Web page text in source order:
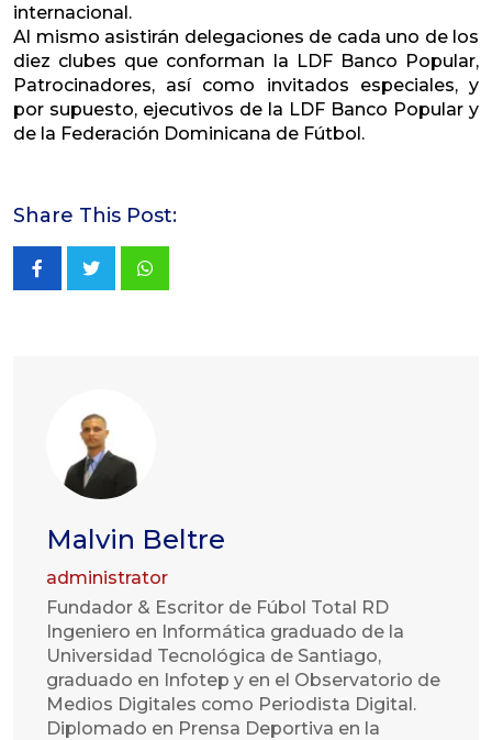
internacional.
Al mismo asistirán delegaciones de cada uno de los
diez clubes que conforman la LDF Banco Popular,
Patrocinadores, así como invitados especiales, y
por supuesto, ejecutivos de la LDF Banco Popular y
de la Federación Dominicana de Fútbol.
Share This Post:
Whatsapp
Malvin Beltre
administrator
Fundador & Escritor de Fúbol Total RD
Ingeniero en Informática graduado de la
Universidad Tecnológica de Santiago,
graduado en Infotep y en el Observatorio de
Medios Digitales como Periodista Digital.
Diplomado en Prensa Deportiva en la